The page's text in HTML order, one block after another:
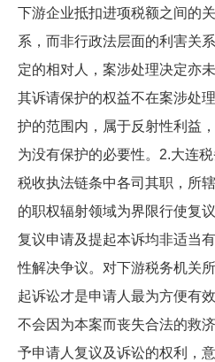
下游企业抵扣进项税额之间的
系，而非行政法层面的利害关
定的相对人，案涉处理决定亦
其诉请保护的权益不在案涉处
护的范围内，属于反射性利益
为没有保护的必要性。2.大连
税收执法链条中各司其职，所
的职权辐射领域为界限行使复
复议申请及提起本诉均非适当
性解决争议。对下游税务机关
起诉讼才是申请人最为方便有
不会因为本案而丧失合法的救
予申请人复议及诉讼的权利，